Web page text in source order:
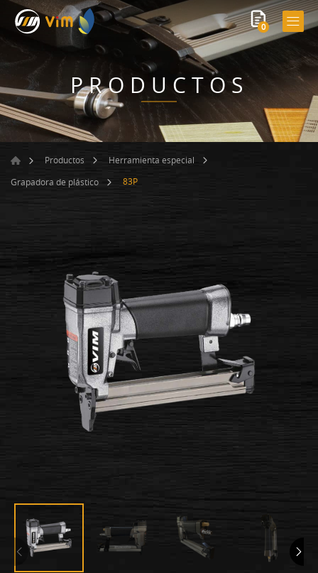
0
PRODUCTOS
Productos
Herramienta especial
Grapadora de plástico
83P